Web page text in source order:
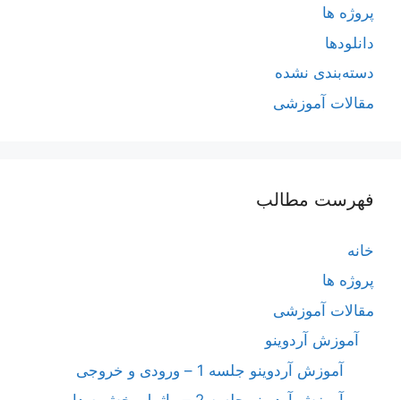
پروژه ها
دانلودها
دسته‌بندی نشده
مقالات آموزشی
فهرست مطالب
خانه
پروژه ها
مقالات آموزشی
آموزش آردوینو
آموزش آردوینو جلسه 1 – ورودی و خروجی